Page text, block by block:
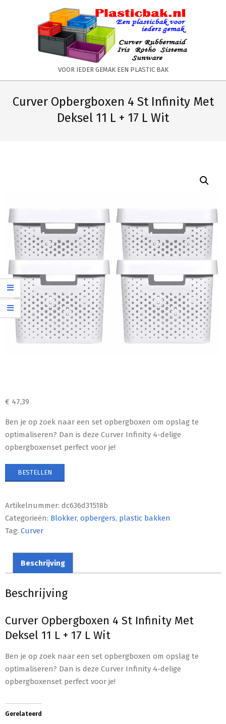
PLASTICBAK.NL
VOOR IEDER GEMAK EEN PLASTIC BAK
Navigation
Navigation
Curver Opbergboxen 4 St Infinity Met
Deksel 11 L + 17 L Wit
€ 47,39
Ben je op zoek naar een set opbergboxen om opslag te
optimaliseren? Dan is deze Curver Infinity 4-delige
opbergboxenset perfect voor je!
BESTELLEN
Artikelnummer: dc636d31518b
Categorieën: Blokker, opbergers, plastic bakken
Tag: Curver
Beschrijving
Beschrijving
Curver Opbergboxen 4 St Infinity Met
Deksel 11 L + 17 L Wit
Ben je op zoek naar een set opbergboxen om opslag te
optimaliseren? Dan is deze Curver Infinity 4-delige
opbergboxenset perfect voor je!
Gerelateerd